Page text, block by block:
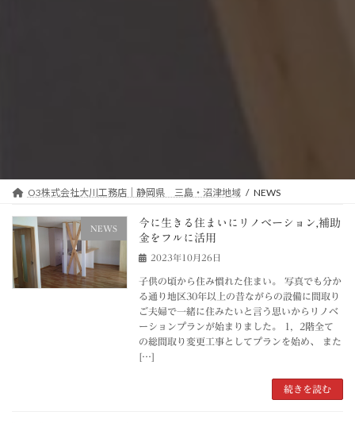
O3株式会社大川工務店｜静岡県 三島・沼津地域 NEWS
NEWS
今に生きる住まいにリノベーション,補助
金をフルに活用
2023年10月26日
子供の頃から住み慣れた住まい。 写真でも分か
る通り地区30年以上の昔ながらの設備に間取り
ご夫婦で一緒に住みたいと言う思いからリノベ
ーションプランが始まりました。 1，2階全て
の総間取り変更工事としてプランを始め、 また
[…]
続きを読む